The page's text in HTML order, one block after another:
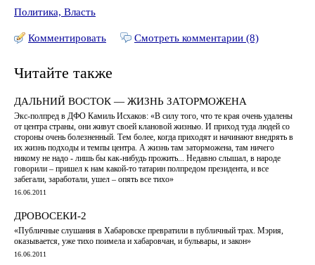
Политика, Власть
Комментировать Смотреть комментарии (8)
Читайте также
ДАЛЬНИЙ ВОСТОК — ЖИЗНЬ ЗАТОРМОЖЕНА
Экс-полпред в ДФО Камиль Исхаков: «В силу того, что те края очень удалены
от центра страны, они живут своей клановой жизнью. И приход туда людей со
стороны очень болезненный. Тем более, когда приходят и начинают внедрять в
их жизнь подходы и темпы центра. А жизнь там заторможена, там ничего
никому не надо - лишь бы как-нибудь прожить... Недавно слышал, в народе
говорили – пришел к нам какой-то татарин полпредом президента, и все
забегали, заработали, ушел – опять все тихо»
16.06.2011
ДРОВОСЕКИ-2
«Публичные слушания в Хабаровске превратили в публичный трах. Мэрия,
оказывается, уже тихо поимела и хабаровчан, и бульвары, и закон»
16.06.2011